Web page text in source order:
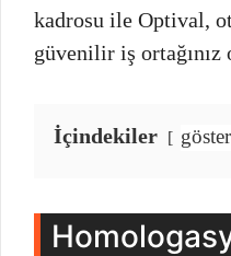
kadrosu ile Optival,
güvenilir iş ortağınız
İçindekiler göster